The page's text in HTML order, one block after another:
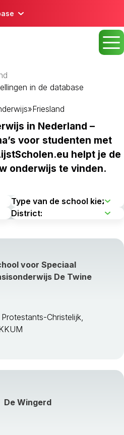
in de database
»Friesland
in Nederland –
voor studenten met
helpt je de
onderwijs te vinden.
voor Speciaal
De Twine
Christelijk,
De Wingerd